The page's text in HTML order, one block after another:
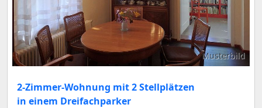
Musterbild
2-Zimmer-Wohnung mit 2 Stellplätzen
in einem Dreifachparker